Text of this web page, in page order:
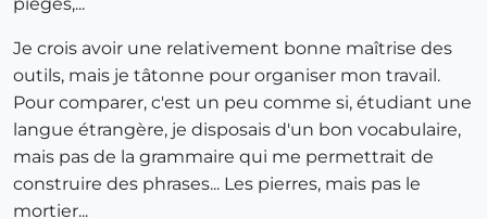
Je crois avoir une relativement bonne maîtrise des
outils, mais je tâtonne pour organiser mon travail.
Pour comparer, c'est un peu comme si, étudiant une
langue étrangère, je disposais d'un bon vocabulaire,
mais pas de la grammaire qui me permettrait de
construire des phrases... Les pierres, mais pas le
mortier...